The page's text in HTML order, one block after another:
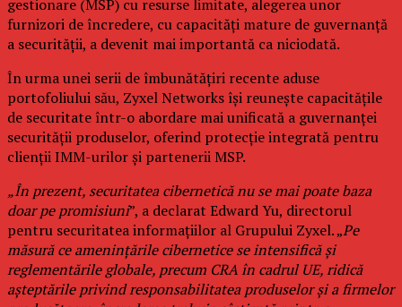
gestionare (MSP) cu resurse limitate, alegerea unor
furnizori de încredere, cu capacități mature de guvernanță
a securității, a devenit mai importantă ca niciodată.
În urma unei serii de îmbunătățiri recente aduse
portofoliului său, Zyxel Networks își reunește capacitățile
de securitate într-o abordare mai unificată a guvernanței
securității produselor, oferind protecție integrată pentru
clienții IMM-urilor și partenerii MSP.
„În prezent, securitatea cibernetică nu se mai poate baza
doar pe promisiuni”, a declarat Edward Yu, directorul
pentru securitatea informațiilor al Grupului Zyxel. „Pe
măsură ce amenințările cibernetice se intensifică și
reglementările globale, precum CRA în cadrul UE, ridică
așteptările privind responsabilitatea produselor și a firmelor